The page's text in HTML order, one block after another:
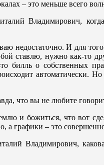
– это меньше всего
Владимирович,
недостаточно. И для
ставлю, нужно как-то
билль о собственных
автоматически.
что вы не любите
и божиться, что вот
а графики – это
Владимирович,